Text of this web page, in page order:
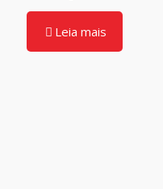
Leia mais